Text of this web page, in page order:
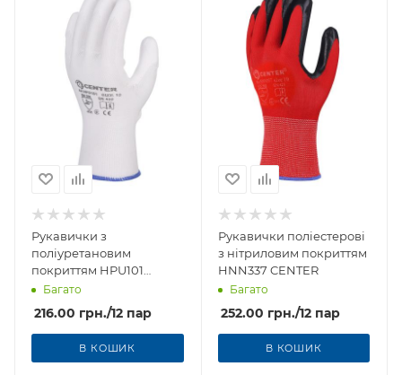
Рукавички з
поліуретановим
покриттям HPU101
CENTER
Багато
216.00 грн./12 пар
В КОШИК
Рукавички поліестерові
з нітриловим покриттям
HNN337 CENTER
Багато
252.00 грн./12 пар
В КОШИК